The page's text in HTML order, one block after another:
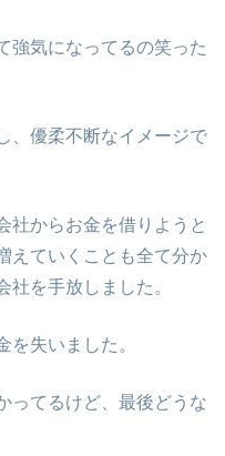
強気になってるの笑った
、優柔不断なイメージで
社からお金を借りようと
えていくことも全て分か
社を手放しました。
を失いました。
ってるけど、最後どうな